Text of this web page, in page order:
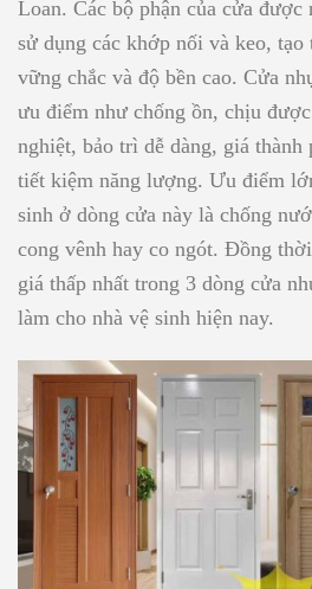
Loan. Các bộ phận của cửa
sử dụng các khớp nối và keo, tạo
vững chắc và độ bền cao. Cửa
ưu điểm như chống ồn, chịu
nghiệt, bảo trì dễ dàng, giá thành
tiết kiệm năng lượng. Ưu điểm
sinh ở dòng cửa này là chống
cong vênh hay co ngót. Đồng
giá thấp nhất trong 3 dòng cửa
làm cho nhà vệ sinh hiện nay.